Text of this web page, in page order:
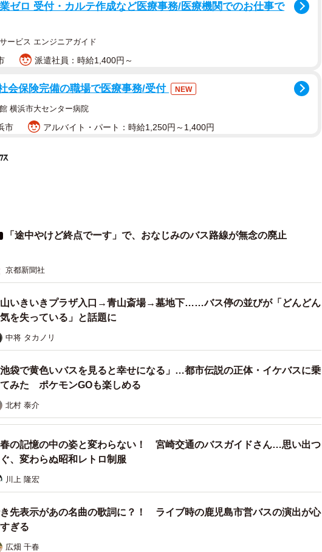
連節バス「Port Loop」は三宮とウォーターフロントを結ぶ
共交通機関があることから、交通網は充実しているように思われがちで
北とポートタワーやハーバーランドがあるウォーターフロント間の交通
欠点を補うべく登場したのが連節バス「Port Loop」です。
駅前からデザイン・クリエイティブセンター神戸「KIITO」へ。そこか
ゼロ 受付・カルテ作成など医療事務/医療機関でのお仕事で
ービス エンジニアガイド
派遣社員：時給1,400円～
会保険完備の職場で医療事務/受付 NEW
横浜市大センター病院
市 アルバイト・パート：時給1,250円～1,400円
「途中やけど終点でーす」で、おなじみのバス路線が無念の廃止
京都新聞社
いきいきプラザ入口→青山斎場→墓地下……バス停の並びが「どんどん
を失っている」と話題に
中将 タカノリ
池袋で黄色いバスを見ると幸せになる」…都市伝説の正体・イケバスに乗
みた ポケモンGOも楽しめる
北村 泰介
の記憶の中の姿と変わらない！ 宮崎交通のバスガイドさん…思い出つ
、変わらぬ昭和レトロ制服
川上 隆宏
先表示があの名曲の歌詞に？！ ライブ時の鹿児島市営バスの演出が心
ぎる
広畑 千春